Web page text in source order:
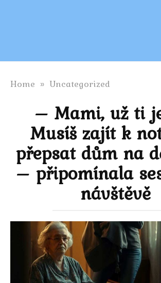
Home » Uncategorized
– Mami, už ti
Musíš zajít k
přepsat dům na
– připomínala
návštěvě